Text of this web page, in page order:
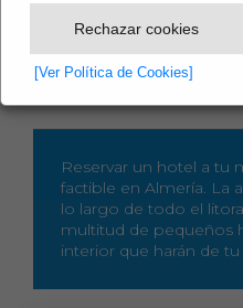
Rechazar cookies
[Ver Política de Cookies]
alojarse. Multitud de
espérandote con los
Reservar un hotel a tu
factible en Almería. La
lo largo de todo el
multitud de pequeños
interior que harán de